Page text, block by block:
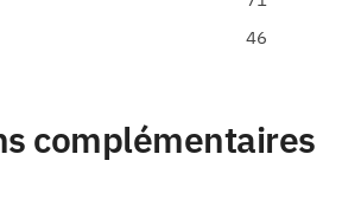
46
complémentaires